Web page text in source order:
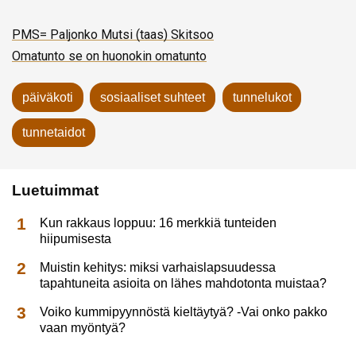
PMS= Paljonko Mutsi (taas) Skitsoo
Omatunto se on huonokin omatunto
päiväkoti sosiaaliset suhteet tunnelukot
tunnetaidot
Luetuimmat
Kun rakkaus loppuu: 16 merkkiä tunteiden
hiipumisesta
Muistin kehitys: miksi varhaislapsuudessa
tapahtuneita asioita on lähes mahdotonta muistaa?
Voiko kummipyynnöstä kieltäytyä? -Vai onko pakko
vaan myöntyä?